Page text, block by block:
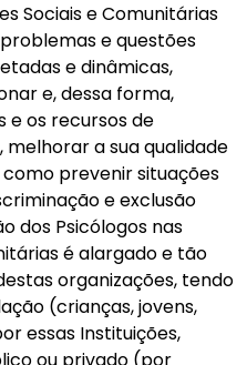
Sociais e Comunitárias
e questões
e dinâmicas,
e, dessa forma,
os recursos de
a sua qualidade
prevenir situações
e exclusão
dos Psicólogos nas
é alargado e tão
organizações, tendo
(crianças, jovens,
essas Instituições,